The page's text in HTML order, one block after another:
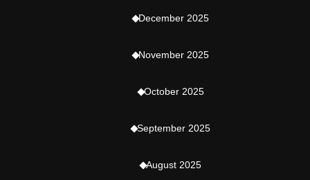
December 2025
November 2025
October 2025
September 2025
August 2025